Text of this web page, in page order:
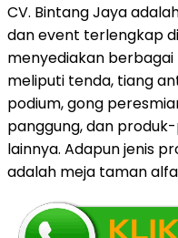
CV. Bintang Jaya
dan event terlengkap
menyediakan
meliputi tenda, tiang
podium, gong
panggung, dan
lainnya. Adapun jenis
adalah meja taman